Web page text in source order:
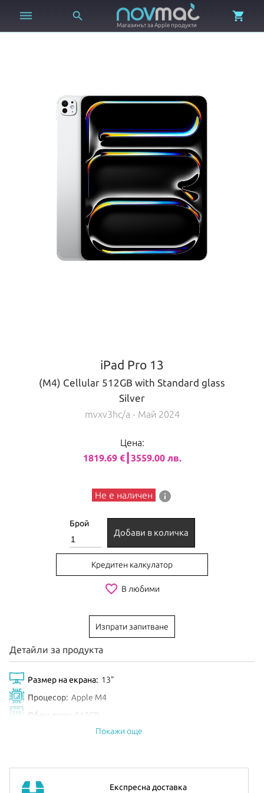
 
Магазинът за Apple продукти

iPad Pro 13
(M4) Cellular 512GB with Standard glass
Silver
mvxv3hc/a - Май 2024
Цена:
1819.69 €┃3559.00 лв.
Не е наличен info
Брой
Добави в количка
Кредитен калкулатор
favorite_border В любими
Изпрати запитване
Детайли за продукта
Размер на екрана: 13"
Процесор: Apple M4
Обем диск:
512GB
iPad Pro 13”
е с Ultra Retina XDR display с резолюция 2752-
Покажи още
Експресна доставка